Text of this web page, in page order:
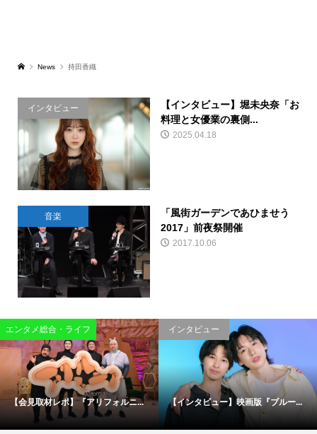
News 持田香織
インタビュー
【インタビュー】堀未央奈「お
料理と女優業の裏側...
2025.04.18
音楽
「風街ガーデンであひませう
2017」前夜祭開催
2017.10.06
エンタメ総合・ライフ
【会見取材レポ】『アリフォルニ...
インタビュー
【インタビュー】映画版『ブルー...